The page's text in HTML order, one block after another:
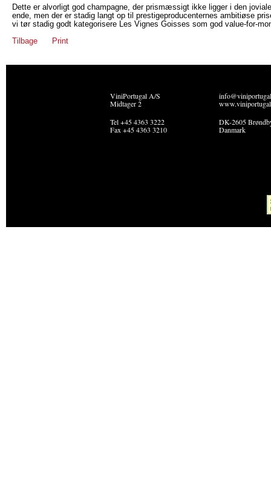
Dette er alvorligt god champagne, der prismæssigt ikke ligger i den joviale
ende, men der er stadig langt op til prestigeproducenternes ambitiøse
vi tør stadig godt kategorisere Les Vignes Goisses som god value-for-
Tilbage
Print
ViniPortugal A/S
Midtager 2
Tel +45 4363 3222
Fax +45 4363 3210
DK-2605
Danmark